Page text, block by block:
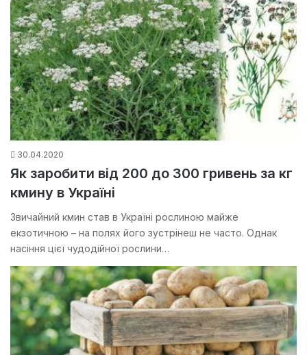
30.04.2020
Як заробити від 200 до 300 гривень за кг
кмину в Україні
Звичайний кмин став в Україні рослиною майже
екзотичною – на полях його зустрінеш не часто. Однак
насіння цієї чудодійної рослини…